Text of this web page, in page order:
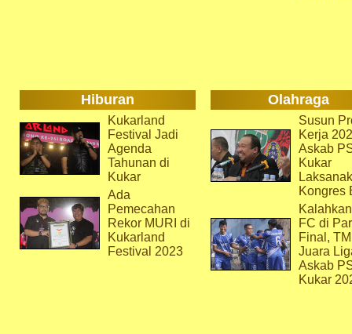
Hiburan Olahraga
Kukarland
Festival Jadi
Agenda
Tahunan di
Kukar
Ada
Pemecahan
Rekor MURI di
Kukarland
Festival 2023
Susun
Kerja
Askab
Kukar
Kongres
FC di
Final,
Juara
Askab
Kukar